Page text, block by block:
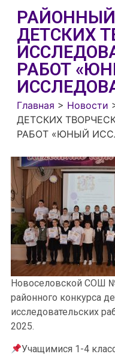
ДЕТСКИХ
РАБОТ
Главная > Новости
ДЕТСКИХ
РАБОТ «ЮНЫЙ
Новоселовской СОШ
районного конкурса
исследовательских
2025.
Учащимися 1-4